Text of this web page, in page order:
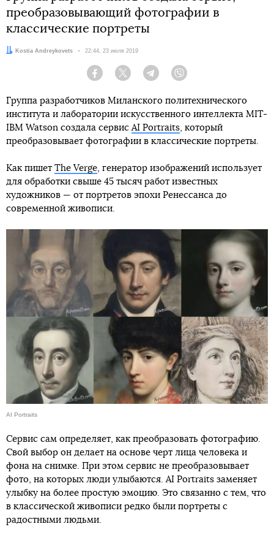
преобразовывающий фотографии в
классические портреты
Автор:Kostia Andreykovets Дата:
22:44, 23 июля 2019
Facebook Twitter Telegram
Группа разработчиков Миланского политехнического
института и лаборатории искусственного интеллекта MIT-
IBM Watson создала сервисAI Portraits, который
преобразовывает фотографии в классические портреты.
Как пишет The Verge, генератор изображений использует
для обработки свыше 45 тысяч работ известных
художников — от портретов эпохи Ренессанса до
современной живописи.
AI Portraits
Сервис сам определяет, как преобразовать фотографию.
Свой выбор он делает на основе черт лица человека и
фона на снимке. При этом сервис не преобразовывает
фото, на которых люди улыбаются. AI Portraits заменяет
улыбку на более простую эмоцию. Это связанно с тем, что
в классической живописи редко были портреты с
радостными людьми.